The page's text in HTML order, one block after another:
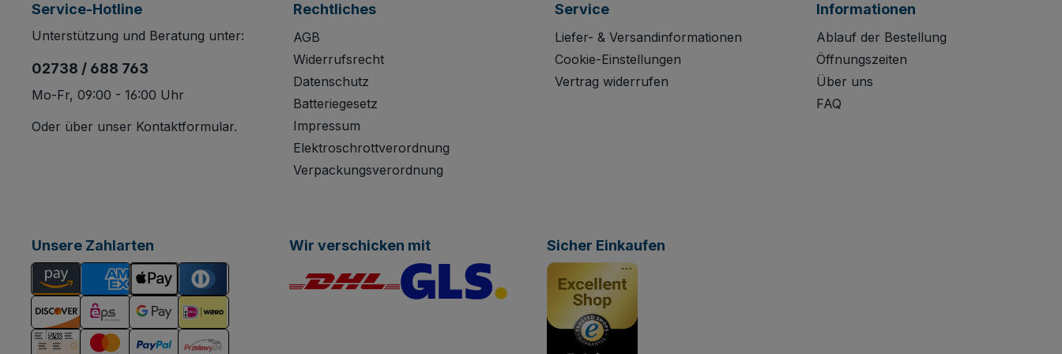
Service-Hotline
Unterstützung und Beratung unter:
02738 / 688 763
Mo-Fr, 09:00 - 16:00 Uhr
Oder über unser Kontaktformular.
Rechtliches
AGB
Widerrufsrecht
Datenschutz
Batteriegesetz
Impressum
Elektroschrottverordnung
Verpackungsverordnung
Service
Liefer- & Versandinformationen
Cookie-Einstellungen
Vertrag widerrufen
Informationen
Ablauf der Bestellung
Öffnungszeiten
Über uns
FAQ
Unsere Zahlarten Wir verschicken mit Sicher Einkaufen